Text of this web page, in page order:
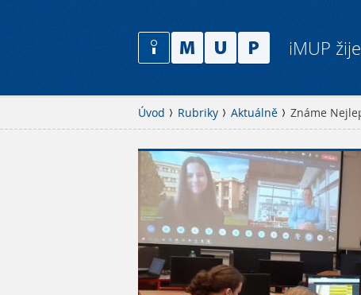
iMUP
Úvod Rubriky Aktuálně Známe